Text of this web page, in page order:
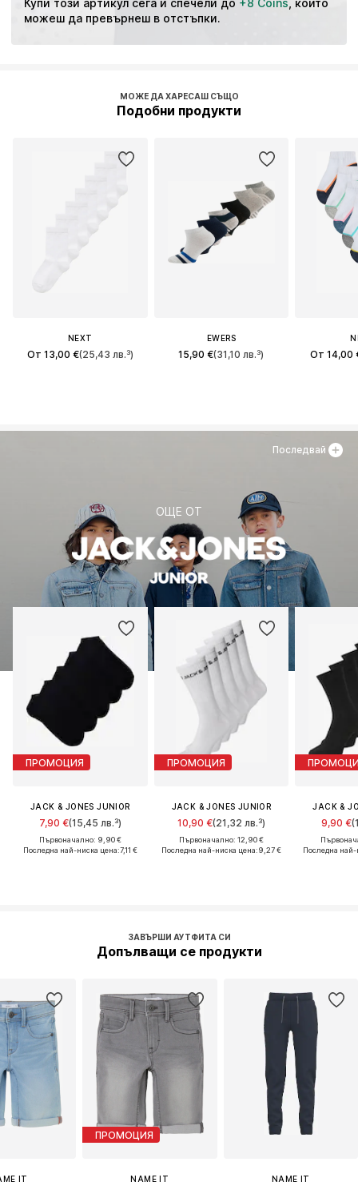
можеш да превърнеш в отстъпки.
МОЖЕ ДА ХАРЕСАШ СЪЩО
Подобни продукти
NEXT
От 13,00 €(25,43 лв.³)
EWERS
15,90 €(31,10 лв.³) От 14,00
ОЩЕ ОТ
ПРОМОЦИЯ
JACK & JONES JUNIOR
7,90 €(15,45 лв.³)
Първоначално: 9,90 €
Последна най-ниска цена:7,11 €
ПРОМОЦИЯ
JACK & JONES JUNIOR
10,90 €(21,32 лв.³)
Първоначално: 12,90 €
Последна най-ниска цена:9,27 €
JACK &
9,90 €
Последна
Последвай
ЗАВЪРШИ АУТФИТА СИ
Допълващи се продукти
IT
ПРОМОЦИЯ
NAME IT NAME IT